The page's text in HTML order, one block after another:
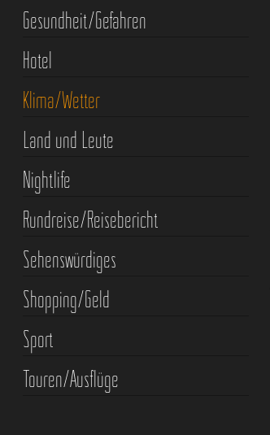
Gesundheit/Gefahren
Hotel
Klima/Wetter
Land und Leute
Nightlife
Rundreise/Reisebericht
Sehenswürdiges
Shopping/Geld
Sport
Touren/Ausflüge